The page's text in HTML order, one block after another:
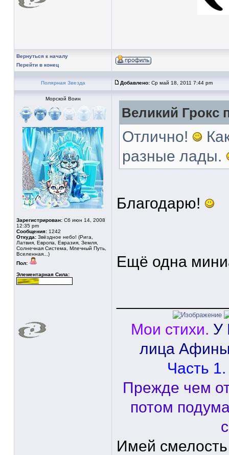
Вернуться к началу
Перейти в конец
Полярная Звезда Добавлено: Ср май 18, 2011 7:44 pm
Морской Воин
Зарегистрирован: Сб июн 14, 2008
12:35 pm
Сообщения: 1242
Откуда: Звёздное небо! (Рига,
Латвия, Европа, Евразия, Земля,
Солнечная Система, Млечный Путь,
Вселенная...)
Пол:
Элементарная Сила:
Великий Грокс
Отлично!
разные лады.
Благодарю!
Ещё одна
Мои стихи. У
лица
Часть
Прежде чем
потом
Имей